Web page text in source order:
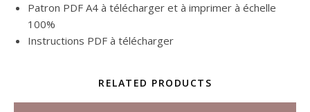
Patron PDF A4 à télécharger et à imprimer à échelle
100%
Instructions PDF à télécharger
RELATED PRODUCTS